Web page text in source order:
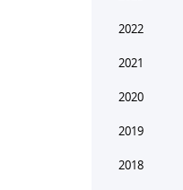
2022
2021
2020
2019
2018